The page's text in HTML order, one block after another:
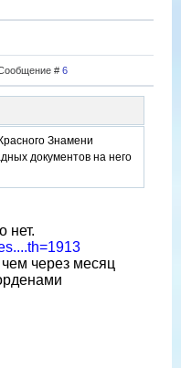
# 6
Знамени
документов на него
нет.
через месяц